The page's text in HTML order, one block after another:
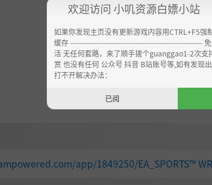
app/1849250/EA_SPORTS™
欢迎访问 小叽资源白嫖小站
如果你发现主页没有更新游戏内容用CTRL+F5
缓存 -------------------------------------------------------
活 无任何套路，来了顺手搓个guanggao1-2次
赏 也没有任何 公众号 抖音 B站账号等,如有发现
打不开解决办法：
已阅